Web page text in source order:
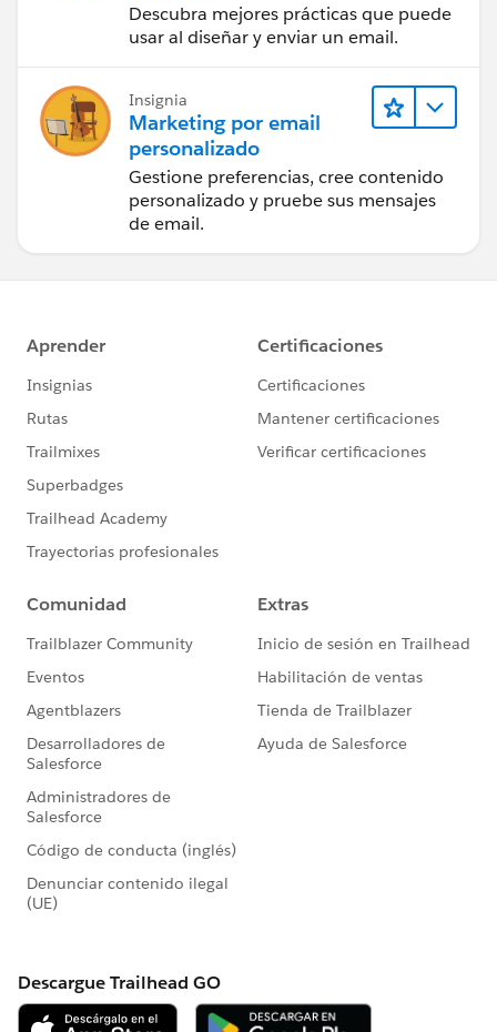
Descubra mejores prácticas que puede
usar al diseñar y enviar un email.
Insignia
Marketing por email
personalizado
Gestione preferencias, cree contenido
personalizado y pruebe sus mensajes
de email.